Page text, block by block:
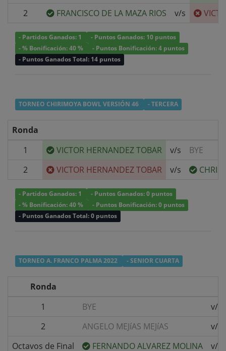
2
FRANCISCO DE LA MAZA RIOS v/s
- Partidos Ganados: 1
- Puntos Ganados: 10 puntos
- % Bonificación: 40 %
- Puntos Bonificación: 4 puntos
- Puntos Ganados Total: 14 puntos
TORNEO CHIRIMOYA BOWL VERSIÓN 46 - TERCERA
Ronda
1
VICTOR HERNANDEZ TOBAR v/s
BYE
2
VICTOR HERNANDEZ TOBAR v/s
- Partidos Ganados: 1
- Puntos Ganados: 0 puntos
- % Bonificación: 40 %
- Puntos Bonificación: 0 puntos
- Puntos Ganados Total: 0 puntos
TORNEO A. FRANCO PALMA 2022 - SENIOR CUARTA
Ronda
1
BYE
v/s
2
ANGELO MEJíAS MEJíAS
v/s
Octavos de Final
FERNANDO ALVAREZ MOLINA v/s